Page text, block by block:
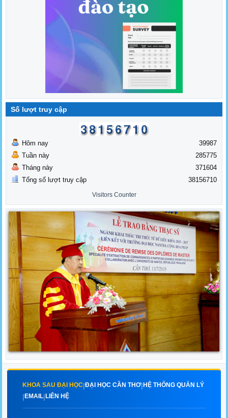
Số lượt truy cập
Hôm nay
Tuần này
Tháng này
Tổng số lượt truy cập
39987
285775
371604
38156710
Visitors Counter
KHOA SAU ĐẠI HỌC |ĐẠI HỌC CẦN THƠ|HỆ THỐNG QUẢN LÝ
|EMAIL |LIÊN HỆ